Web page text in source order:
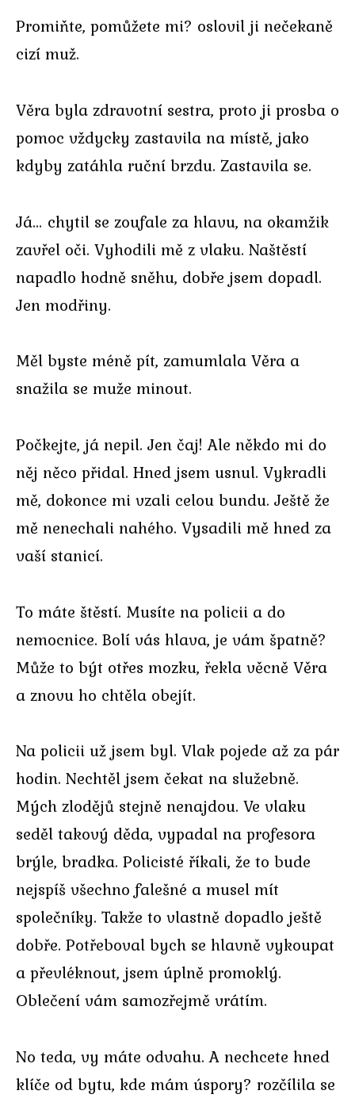
Promiňte, pomůžete mi? oslovil ji nečekaně
cizí muž.
Věra byla zdravotní sestra, proto ji prosba o
pomoc vždycky zastavila na místě, jako
kdyby zatáhla ruční brzdu. Zastavila se.
Já… chytil se zoufale za hlavu, na okamžik
zavřel oči. Vyhodili mě z vlaku. Naštěstí
napadlo hodně sněhu, dobře jsem dopadl.
Jen modřiny.
Měl byste méně pít, zamumlala Věra a
snažila se muže minout.
Počkejte, já nepil. Jen čaj! Ale někdo mi do
něj něco přidal. Hned jsem usnul. Vykradli
mě, dokonce mi vzali celou bundu. Ještě že
mě nenechali nahého. Vysadili mě hned za
vaší stanicí.
To máte štěstí. Musíte na policii a do
nemocnice. Bolí vás hlava, je vám špatně?
Může to být otřes mozku, řekla věcně Věra
a znovu ho chtěla obejít.
Na policii už jsem byl. Vlak pojede až za pár
hodin. Nechtěl jsem čekat na služebně.
Mých zlodějů stejně nenajdou. Ve vlaku
seděl takový děda, vypadal na profesora
brýle, bradka. Policisté říkali, že to bude
nejspíš všechno falešné a musel mít
společníky. Takže to vlastně dopadlo ještě
dobře. Potřeboval bych se hlavně vykoupat
a převléknout, jsem úplně promoklý.
Oblečení vám samozřejmě vrátím.
No teda, vy máte odvahu. A nechcete hned
klíče od bytu, kde mám úspory? rozčílila se